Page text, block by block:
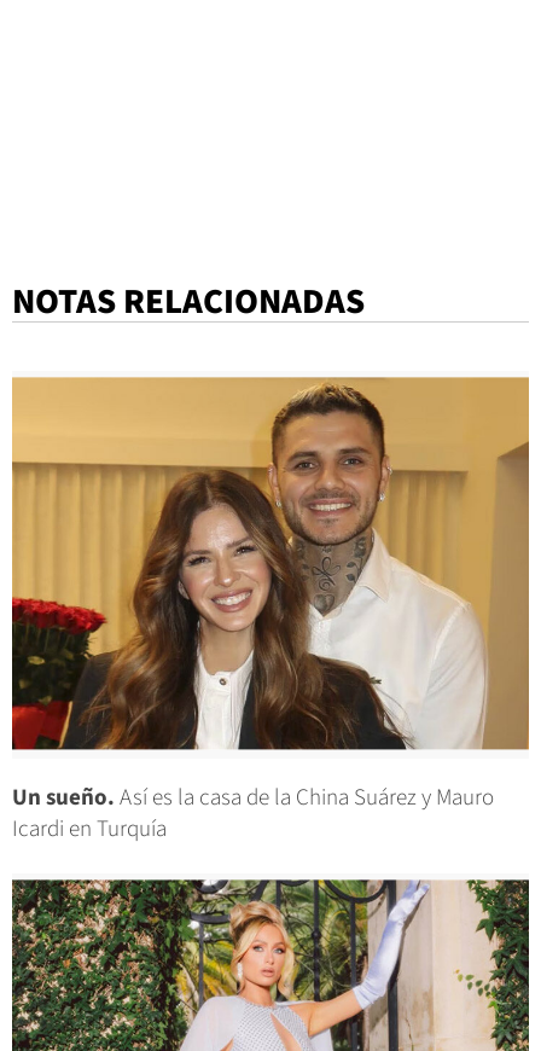
NOTAS RELACIONADAS
Un sueño.Así es la casa de la China Suárez y Mauro
Icardi en Turquía